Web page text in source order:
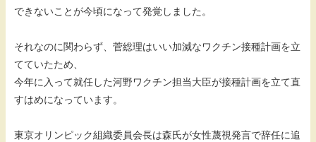
できないことが今頃になって発覚しました。
それなのに関わらず、菅総理はいい加減なワクチン接種計画を立
てていたため、
今年に入って就任した河野ワクチン担当大臣が接種計画を立て直
すはめになっています。
東京オリンピック組織委員会長は森氏が女性蔑視発言で辞任に追